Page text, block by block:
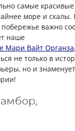
самые
море и скалы.
важно
наше
Мари Вайт Органза
не только в
но и